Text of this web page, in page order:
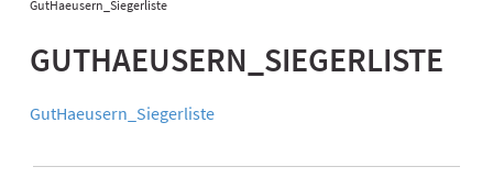
GutHaeusern_Siegerliste
GUTHAEUSERN_SIEGERLISTE
GutHaeusern_Siegerliste